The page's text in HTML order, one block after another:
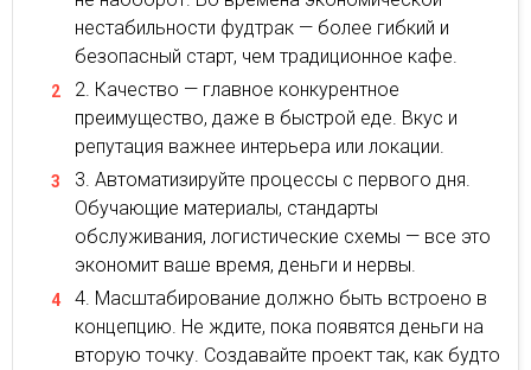
нестабильности фудтрак — более гибкий и
безопасный старт, чем традиционное кафе.
Качество — главное конкурентное
преимущество, даже в быстрой еде. Вкус и
репутация важнее интерьера или локации.
Автоматизируйте процессы с первого дня.
Обучающие материалы, стандарты
обслуживания, логистические схемы — все это
экономит ваше время, деньги и нервы.
Масштабирование должно быть встроено в
концепцию. Не ждите, пока появятся деньги на
вторую точку. Создавайте проект так, как будто